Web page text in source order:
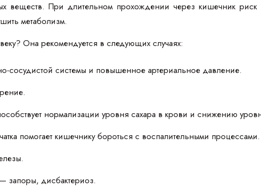
веществ. При длительном прохождении через кишечник
метаболизм.
Она рекомендуется в следующих случаях:
сосудистой системы и повышенное артериальное давление.
нормализации уровня сахара в крови и снижению
помогает кишечнику бороться с воспалительными процессами.
запоры, дисбактериоз.